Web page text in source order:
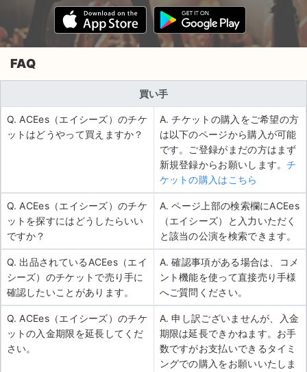
FAQ
買い手
Q. ACEes（エイシーズ）のチケ
ットはどうやって買えますか？
A. チケットの購入をご希望の方
は以下のページから購入が可能
です。ご登録がまだの方はまず
新規登録からお願いします。チ
ケットの購入はこちら
Q. ACEes（エイシーズ）のチケ
ットを探すにはどうしたらいい
ですか？
A. ページ上部の検索欄にACEes
（エイシーズ）と入力いただく
と該当の公演を検索できます。
Q. 出品されているACEes（エイ
シーズ）のチケットで売り手に
確認したいことがあります。
A. 確認事項がある場合は、コメ
ント機能を使って直接売り手様
へご質問ください。
Q. ACEes（エイシーズ）のチケ
ットの入金期限を延長してくだ
さい。
A. 申し訳ございませんが、入金
期限は延長できかねます。お手
数ですがお支払いできるタイミ
ングでの購入をお願いいたしま